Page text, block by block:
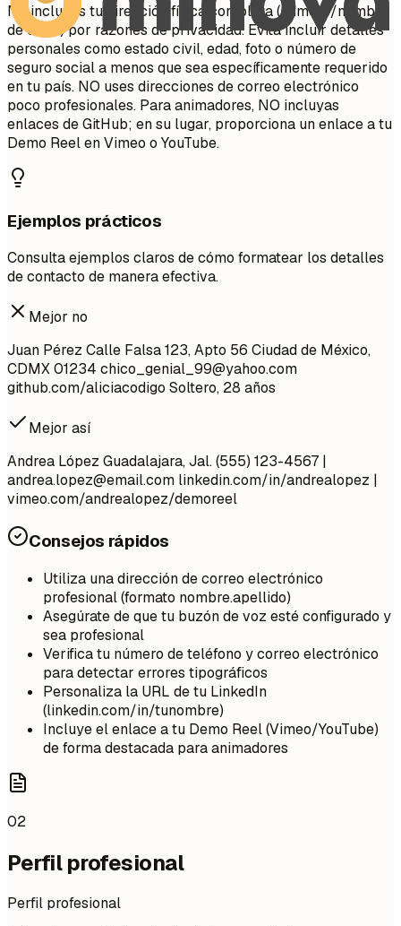
No incluyas tu dirección física completa (número/nombre
de calle) por razones de privacidad. Evita incluir detalles
personales como estado civil, edad, foto o número de
seguro social a menos que sea específicamente requerido
en tu país. NO uses direcciones de correo electrónico
poco profesionales. Para animadores, NO incluyas
enlaces de GitHub; en su lugar, proporciona un enlace a tu
Demo Reel en Vimeo o YouTube.
Ejemplos prácticos
Consulta ejemplos claros de cómo formatear los detalles
de contacto de manera efectiva.
Mejor no
Juan Pérez Calle Falsa 123, Apto 56 Ciudad de México,
CDMX 01234 chico_genial_99@yahoo.com
github.com/aliciacodigo Soltero, 28 años
Mejor así
Andrea López Guadalajara, Jal. (555) 123-4567 |
andrea.lopez@email.com linkedin.com/in/andrealopez |
vimeo.com/andrealopez/demoreel
Consejos rápidos
Utiliza una dirección de correo electrónico
profesional (formato nombre.apellido)
Asegúrate de que tu buzón de voz esté configurado y
sea profesional
Verifica tu número de teléfono y correo electrónico
para detectar errores tipográficos
Personaliza la URL de tu LinkedIn
(linkedin.com/in/tunombre)
Incluye el enlace a tu Demo Reel (Vimeo/YouTube)
de forma destacada para animadores
02
Perfil profesional
Perfil profesional